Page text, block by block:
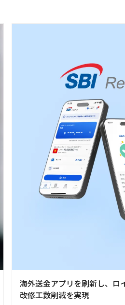
海外送金アプリを刷新し、ロ
改修工数削減を実現